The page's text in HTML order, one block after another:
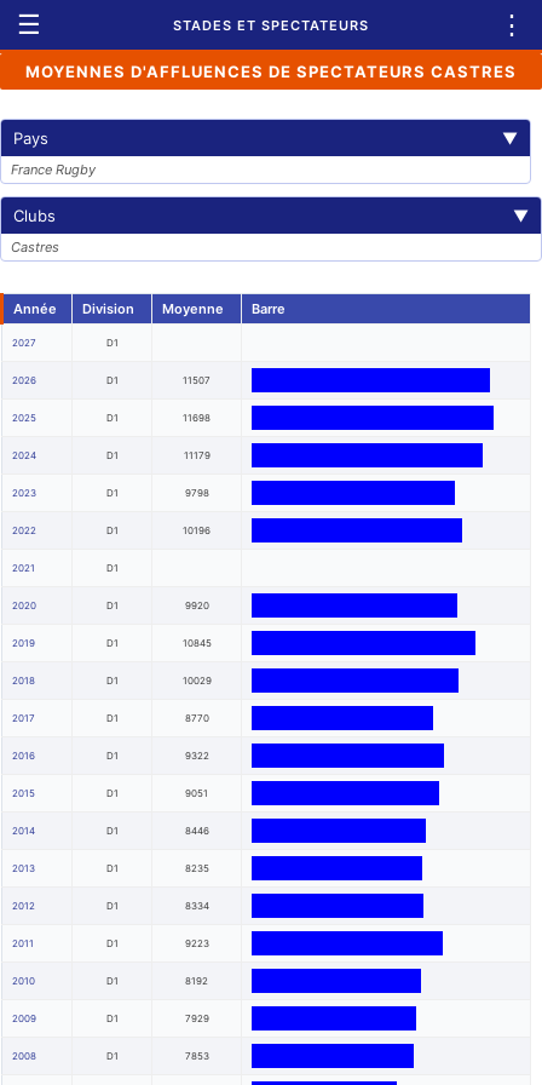
☰ STADES ET SPECTATEURS ⋮
MOYENNES D'AFFLUENCES DE SPECTATEURS CASTRES
Pays ▼
France Rugby
Clubs ▼
Castres
Année Division Moyenne Barre
2027 D1
2026 D1 11507
2025 D1 11698
2024 D1 11179
2023 D1 9798
2022 D1 10196
2021 D1
2020 D1 9920
2019 D1 10845
2018 D1 10029
2017 D1 8770
2016 D1 9322
2015 D1 9051
2014 D1 8446
2013 D1 8235
2012 D1 8334
2011 D1 9223
2010 D1 8192
2009 D1 7929
2008 D1 7853